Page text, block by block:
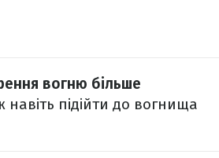
вогню більше
навіть підійти до вогнища